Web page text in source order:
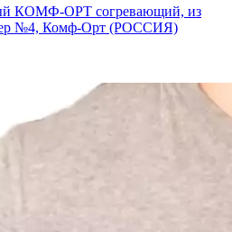
КОМФ-ОРТ согревающий, из
№4, Комф-Орт (РОССИЯ)